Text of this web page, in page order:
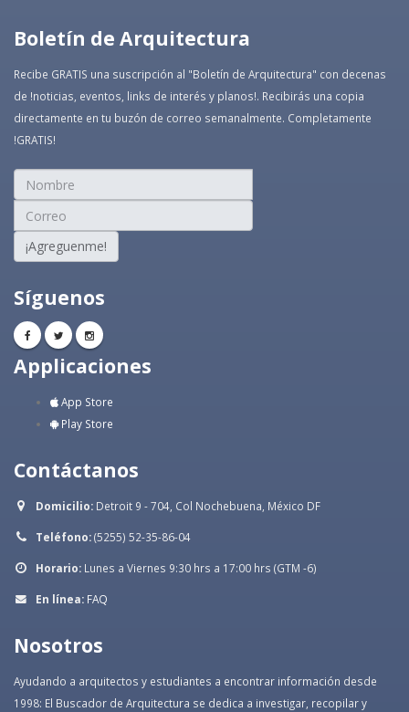
Boletín de Arquitectura
Recibe GRATIS una suscripción al "Boletín de Arquitectura" con decenas
de !noticias, eventos, links de interés y planos!. Recibirás una copia
directamente en tu buzón de correo semanalmente. Completamente
!GRATIS!
¡Agreguenme!
Síguenos
Applicaciones
App Store
Play Store
Contáctanos
Domicilio: Detroit 9 - 704, Col Nochebuena, México DF
Teléfono:(5255) 52-35-86-04
Horario: Lunes a Viernes 9:30 hrs a 17:00 hrs (GTM -6)
En línea: FAQ
Nosotros
Ayudando a arquitectos y estudiantes a encontrar información desde
1998: El Buscador de Arquitectura se dedica a investigar, recopilar y